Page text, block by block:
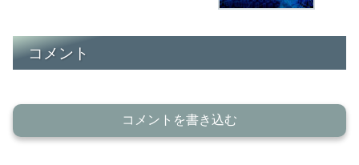
コメント
コメントを書き込む